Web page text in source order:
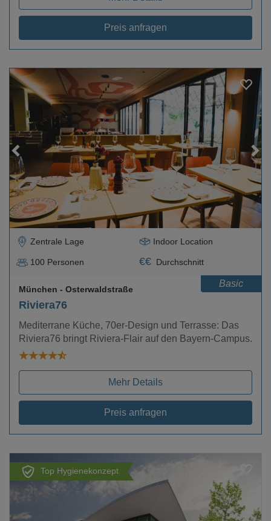
Preis anfragen
Loading...
Zentrale Lage Indoor Location
100 Personen €€ Durchschnitt
Basic
Riviera76
München - Osterwaldstraße
Mediterrane Küche, 70er-Design und Terrasse: Das
Riviera76 bringt Riviera-Flair auf den Bayern-Campus.
Mehr Details
Preis anfragen
Top Hygienekonzept